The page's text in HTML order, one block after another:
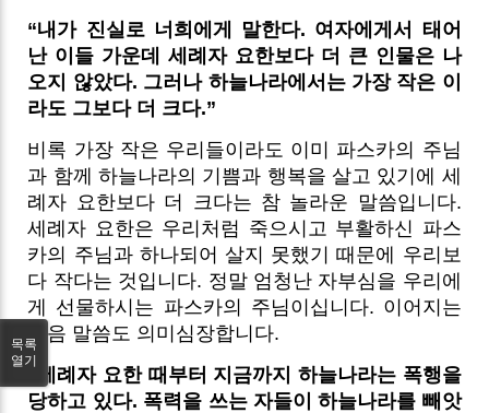
“내가 진실로 너희에게 말한다. 여자에게서 태어
난 이들 가운데 세례자 요한보다 더 큰 인물은 나
오지 않았다. 그러나 하늘나라에서는 가장 작은 이
라도 그보다 더 크다.”
비록 가장 작은 우리들이라도 이미 파스카의 주님
과 함께 하늘나라의 기쁨과 행복을 살고 있기에 세
례자 요한보다 더 크다는 참 놀라운 말씀입니다.
세례자 요한은 우리처럼 죽으시고 부활하신 파스
카의 주님과 하나되어 살지 못했기 때문에 우리보
다 작다는 것입니다. 정말 엄청난 자부심을 우리에
게 선물하시는 파스카의 주님이십니다. 이어지는
복음 말씀도 의미심장합니다.
“세례자 요한 때부터 지금까지 하늘나라는 폭행을
당하고 있다. 폭력을 쓰는 자들이 하늘나라를 빼앗
목록
열기